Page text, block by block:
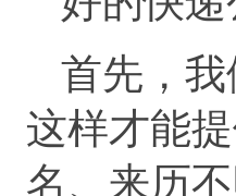
首先，
这样才能
名、来历